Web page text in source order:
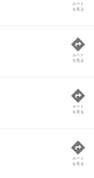
ルート
を見る
ルート
を見る
ルート
を見る
ルート
を見る